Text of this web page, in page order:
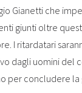
Gianetti che
giunti oltre
I ritardatari
dagli uomini del
per concludere la